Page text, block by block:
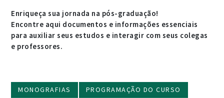
Enriqueça sua jornada na pós-graduação!
Encontre aqui documentos e informações essenciais
para auxiliar seus estudos e interagir com seus colegas
e professores.
MONOGRAFIAS PROGRAMAÇÃO DO CURSO